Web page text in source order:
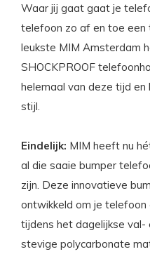
Waar jij gaat gaat je
telefoon zo af en toe een
leukste MIM Amsterdam
SHOCKPROOF
helemaal van deze tijd
stijl.
Eindelijk: MIM heeft nu
al die saaie bumper
zijn. Deze innovatieve
ontwikkeld om je
tijdens het dagelijkse
stevige polycarbonate